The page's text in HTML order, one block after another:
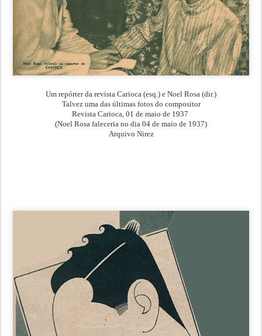
Um repórter da revista Carioca (esq.) e Noel Rosa (dir.)
Talvez uma das últimas fotos do compositor
Revista Carioca, 01 de maio de 1937
(Noel Rosa faleceria no dia 04 de maio de 1937)
Arquivo Nirez